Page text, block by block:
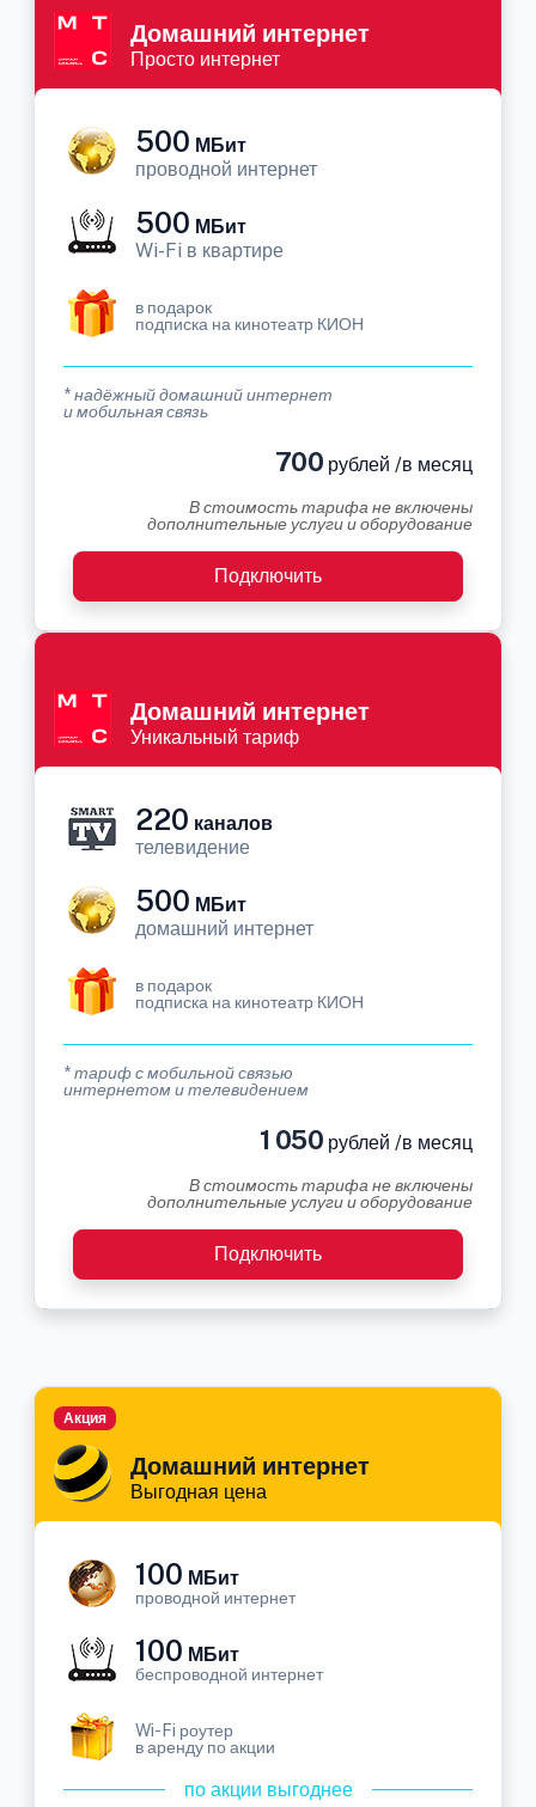
Домашний интернет
Просто интернет
500 МБит
проводной интернет
500 МБит
Wi-Fi в квартире
в подарок
подписка на кинотеатр КИОН
* надёжный домашний интернет
и мобильная связь
700 рублей /в месяц
В стоимость тарифа не включены
дополнительные услуги и оборудование
Подключить
Домашний интернет
Уникальный тариф
220 каналов
телевидение
500 МБит
домашний интернет
в подарок
подписка на кинотеатр КИОН
* тариф с мобильной связью
интернетом и телевидением
1 050 рублей /в месяц
В стоимость тарифа не включены
дополнительные услуги и оборудование
Подключить
Домашний интернет
Выгодная цена
Акция
100 МБит
проводной интернет
100 МБит
беспроводной интернет
Wi-Fi роутер
в аренду по акции
по акции выгоднее